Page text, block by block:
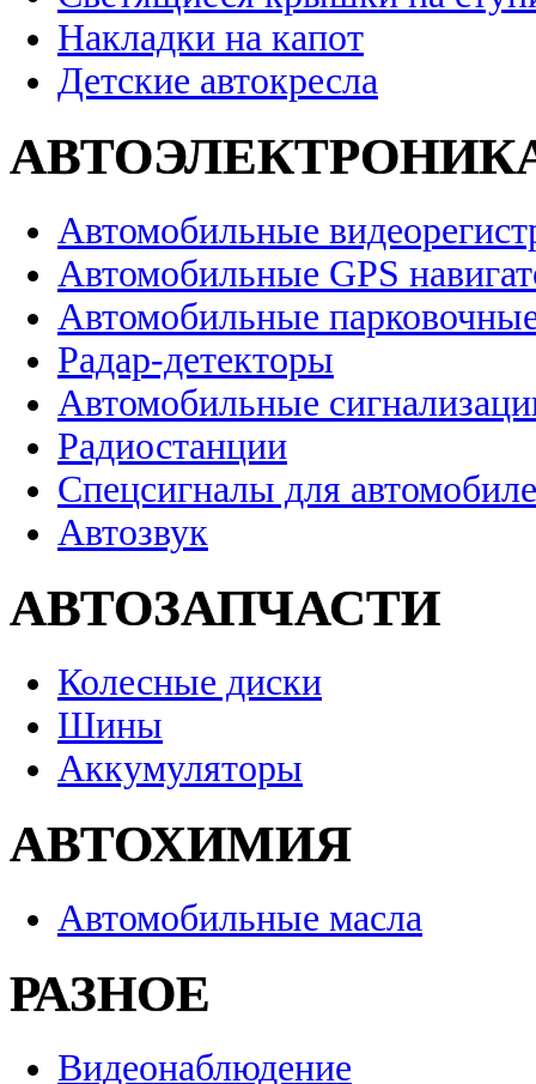
Накладки на капот
Детские автокресла
Автомобильные
Автомобильные GPS
Автомобильные
Радар-детекторы
Автомобильные
Радиостанции
Спецсигналы для
Автозвук
АВТОЗАПЧАСТИ
Колесные диски
Шины
Аккумуляторы
АВТОХИМИЯ
Автомобильные масла
РАЗНОЕ
Видеонаблюдение